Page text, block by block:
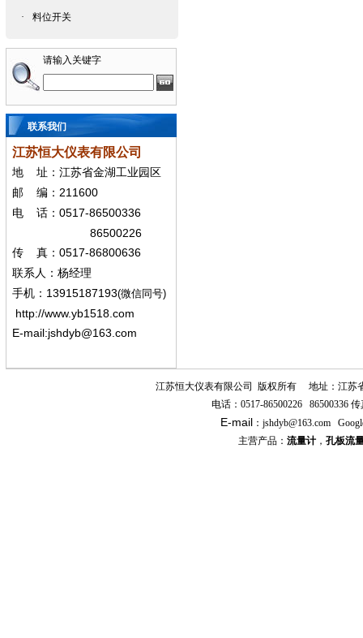
· 料位开关
请输入关键字
联系我们
江苏恒大仪表有限公司
地
址：江苏省金湖工业园区
邮
编： 211600
电 话： 0517-86500336
86500226
传 真： 0517-86800636
联系人：杨经理
手机 ： 13915187193(微信同号)
http://www.yb1518.com
E-mail:jshdyb@163.com
江苏恒大仪表有限公司 版权所有
地址：江苏
电话： 0517-86500226 86500336 传
E-mail ： jshdyb@163.com
主营产品： 流量计， 孔板流